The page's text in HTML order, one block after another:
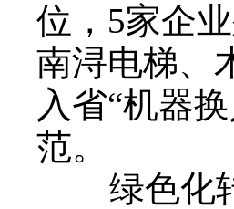
位，5家企
南浔电梯、
入省“机器
范。
绿色化转